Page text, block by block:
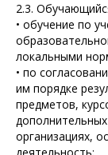
2.3.
• обучение по
локальными
• по
им порядке
предметов,
организациях,